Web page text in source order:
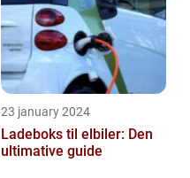
23 january 2024
Ladeboks til elbiler: Den
ultimative guide